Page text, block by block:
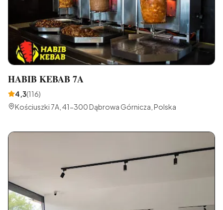
HABIB KEBAB 7A
4,3(116)
Kościuszki 7A, 41-300 Dąbrowa Górnicza, Polska